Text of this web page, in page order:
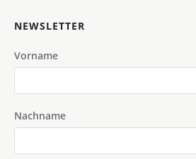
NEWSLETTER
Vorname
Nachname